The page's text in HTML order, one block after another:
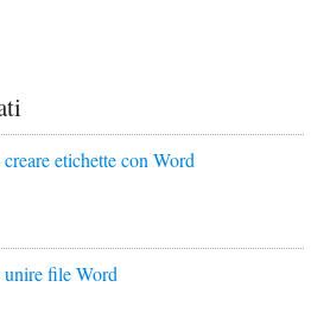
etichette con Word
unire file Word